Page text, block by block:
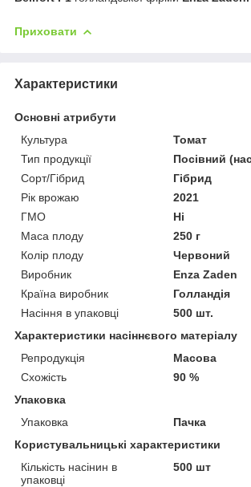
Приховати
Характеристики
Основні атрибути
Культура
Томат
Тип продукції
Посівний
Сорт/Гібрид
Гібрид
Рік врожаю
2021
ГМО
Ні
Маса плоду
250 г
Колір плоду
Червоний
Виробник
Enza Zaden
Країна виробник
Голландія
Насіння в упаковці
500 шт.
Характеристики насіннєвого матеріалу
Репродукція
Масова
Схожість
90 %
Упаковка
Упаковка
Пачка
Користувальницькі характеристики
Кількість насінин в
упаковці
500 шт